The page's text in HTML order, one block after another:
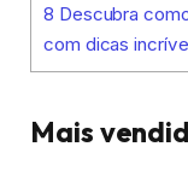
8 Descubra
com dicas
Mais